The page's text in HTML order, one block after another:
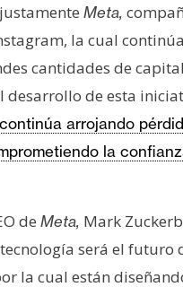
Meta,
la cual continúa
cantidades de
desarrollo de esta
continúa arrojando
la
de Meta, Mark
será el futuro
la cual están